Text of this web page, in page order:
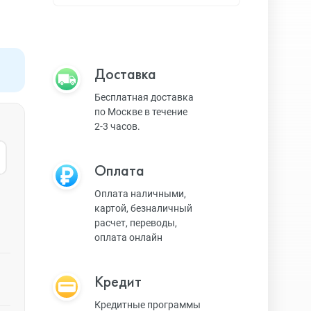
Magic Keyboard
ЗУ и кабели
Игровые консоли
Ремешки для AW
Доставка
Бесплатная доставка
по Москве в течение
2-3 часов.
Оплата
Оплата наличными,
картой, безналичный
расчет, переводы,
оплата онлайн
Кредит
Кредитные программы